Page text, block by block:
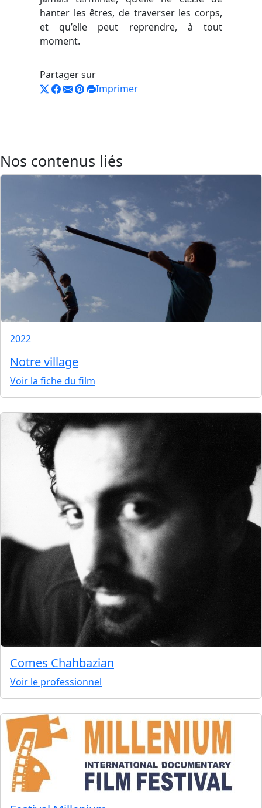
hanter les êtres, de traverser les corps,
et qu’elle peut reprendre, à tout
moment.
Partager sur
Imprimer
Nos contenus liés
2022
Notre village
Voir la fiche du film
Comes Chahbazian
Voir le professionnel